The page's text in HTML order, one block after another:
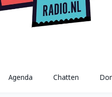
Agenda Chatten